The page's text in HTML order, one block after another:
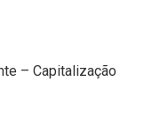
– Capitalização